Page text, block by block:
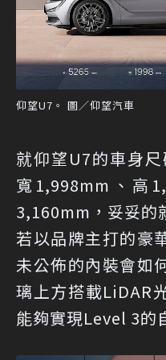
仰望U7。 圖／仰望汽車
就仰望U7的車身
寬1,998mm、高
3,160mm，妥妥的
若以品牌主打的豪
未公佈的內裝會如
璃上方搭載LiDAR
能夠實現Level 3的